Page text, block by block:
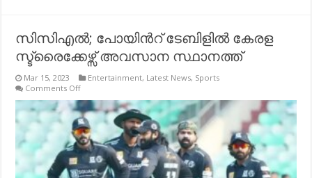
സിസിഎല്‍; പോയിന്‍റ് ടേബിളില്‍ കേരള
സ്ട്രൈക്കേഴ്സ് അവസാന സ്ഥാനത്ത്
Mar 15, 2023 Entertainment, Latest News, Sports
Comments Offon
പോയിന്‍റ്
ടേബിളില്‍
കേരള
സ്ട്രൈക്കേഴ്സ്
അവസാന
സ്ഥാനത്ത്